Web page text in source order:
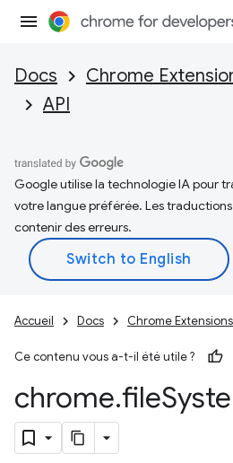
Docs Chrome
API
Google utilise la technologie IA pour
votre langue préférée. Les
contenir des erreurs.
Accueil Docs Chrome Extensions
Ce contenu vous a-t-il été utile ?
chrome.file